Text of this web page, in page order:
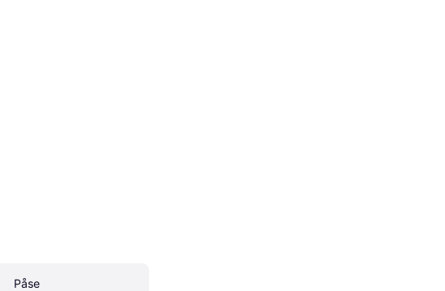
Påse